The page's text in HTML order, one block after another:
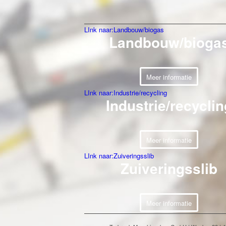
LInk naar:Landbouw/biogas
Landbouw/
Meer informatie
LInk naar:Industrie/recycling
Industrie/
Meer informatie
LInk naar:Zuiveringsslib
Zuiveringsslib
Meer informatie